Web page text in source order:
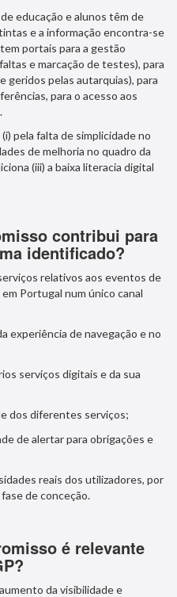
educação e alunos têm de
e a informação encontra-se
portais para a gestão
e marcação de testes), para
geridos pelas autarquias), para
para o acesso aos
pela falta de simplicidade no
de melhoria no quadro da
(iii) a baixa literacia digital
contribui para
identificado?
relativos aos eventos de
Portugal num único canal
experiência de navegação e no
serviços digitais e da sua
dos diferentes serviços;
de alertar para obrigações e
reais dos utilizadores, por
de conceção.
é relevante
da visibilidade e